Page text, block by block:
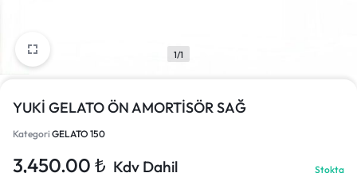
1/1
YUKİ GELATO ÖN AMORTİSÖR SAĞ
Kategori GELATO 150
3,450.00 ₺ Kdv Dahil Stokta